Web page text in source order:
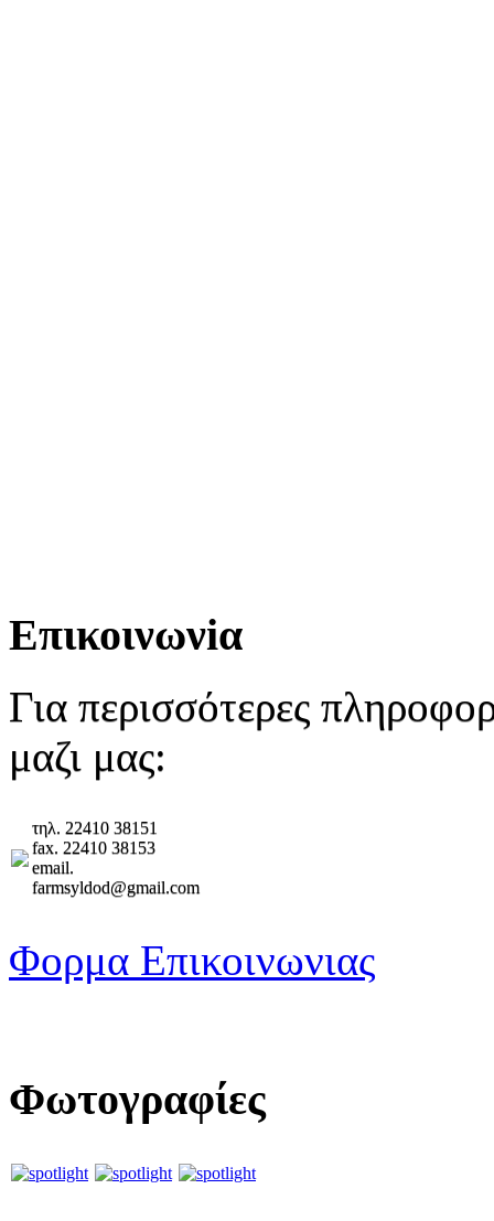
Επικοινωνiα
Για περισσότερες
μαζι μας:
τηλ. 22410 38151
fax. 22410 38153
email.
farmsyldod@gmail.com
Φορμα Επικοινωνιας
Φωτογραφίες